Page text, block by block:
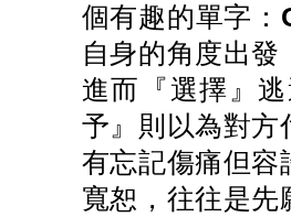
個有趣的單字：
自身的角度出
進而『選擇』
予』則以為對方
有忘記傷痛但容
寬恕，往往是先